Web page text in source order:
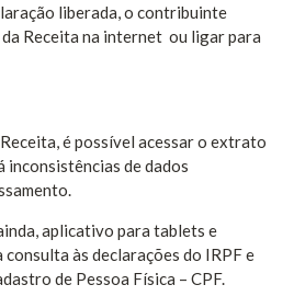
liberada, o contribuinte
Receita na internet ou ligar para
é possível acessar o extrato
inconsistências de dados
aplicativo para tablets e
às declarações do IRPF e
de Pessoa Física – CPF.